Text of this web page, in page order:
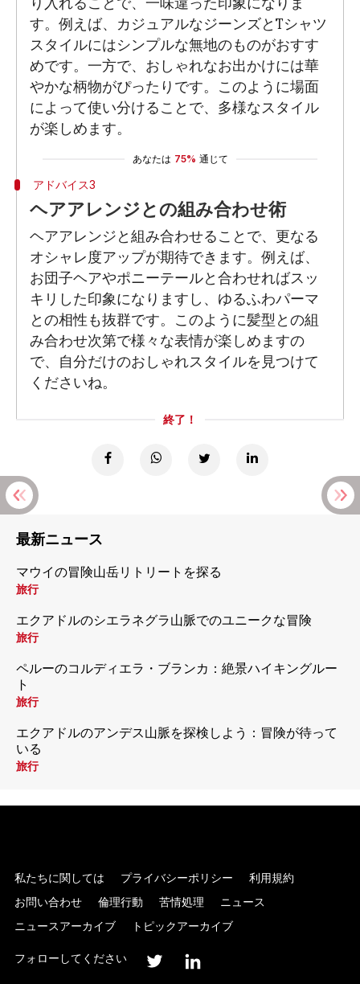
り入れることで、一味違った印象になりま
す。例えば、カジュアルなジーンズとTシャツ
スタイルにはシンプルな無地のものがおすす
めです。一方で、おしゃれなお出かけには華
やかな柄物がぴったりです。このように場面
によって使い分けることで、多様なスタイル
が楽しめます。
あなたは 75% 通じて
アドバイス3
ヘアアレンジとの組み合わせ術
ヘアアレンジと組み合わせることで、更なる
オシャレ度アップが期待できます。例えば、
お団子ヘアやポニーテールと合わせればスッ
キリした印象になりますし、ゆるふわパーマ
との相性も抜群です。このように髪型との組
み合わせ次第で様々な表情が楽しめますの
で、自分だけのおしゃれスタイルを見つけて
くださいね。
終了！
最新ニュース
マウイの冒険山岳リトリートを探る
旅行
エクアドルのシエラネグラ山脈でのユニークな冒険
旅行
ペルーのコルディエラ・ブランカ：絶景ハイキングルー
ト
旅行
エクアドルのアンデス山脈を探検しよう：冒険が待って
いる
旅行
私たちに関しては プライバシーポリシー
利用規約
お問い合わせ
倫理行動 苦情処理
ニュース
ニュースアーカイブ
トピックアーカイブ
フォローしてください